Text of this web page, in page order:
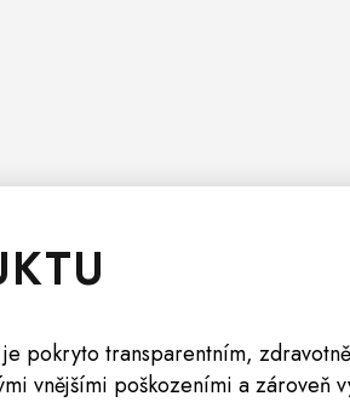
pokryto transparentním,
vnějšími poškozeními a zároveň